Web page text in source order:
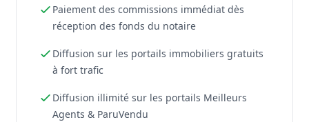
Paiement des commissions immédiat dès
réception des fonds du notaire
Diffusion sur les portails immobiliers gratuits
à fort trafic
Diffusion illimité sur les portails Meilleurs
Agents & ParuVendu